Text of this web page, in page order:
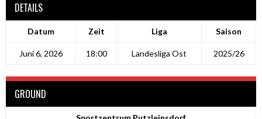
DETAILS
Datum Zeit Liga Saison
Juni 6, 2026 18:00 Landesliga Ost 2025/26
GROUND